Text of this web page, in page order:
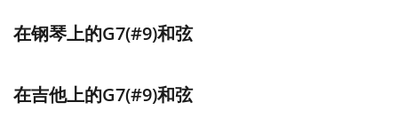
हिन्दी
Italiano
在钢琴上的G7(#9)和弦
在吉他上的G7(#9)和弦